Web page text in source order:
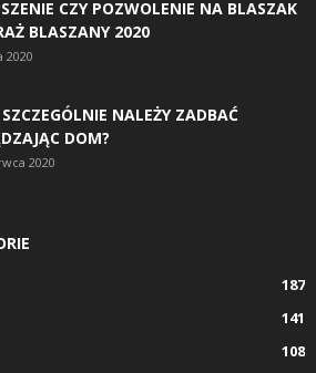
CZY POZWOLENIE NA BLASZAK
BLASZANY 2020
2020
NALEŻY ZADBAĆ
DOM?
2020
187
141
108